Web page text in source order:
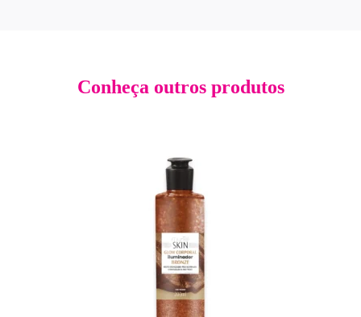
Conheça outros produtos